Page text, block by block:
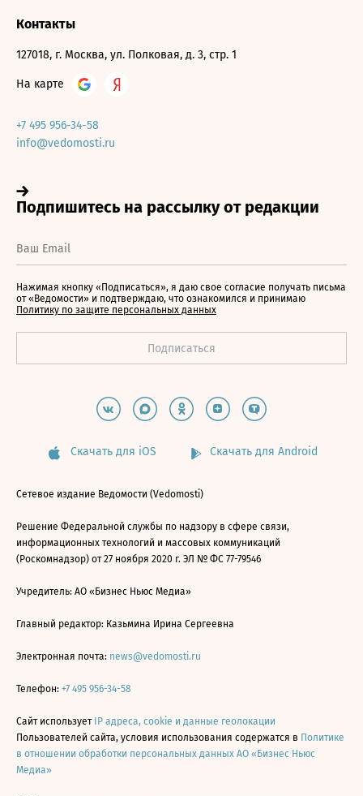
Контакты
127018, г. Москва, ул. Полковая, д. 3, стр. 1
На карте
+7 495 956-34-58
info@vedomosti.ru
Нажимая кнопку «Подписаться», я даю свое согласие получать письма
от «Ведомости» и подтверждаю, что ознакомился и принимаю
Политику по защите персональных данных
Скачать для iOS Скачать для Android
Сетевое издание Ведомости (Vedomosti)
Решение Федеральной службы по надзору в сфере связи,
информационных технологий и массовых коммуникаций
(Роскомнадзор) от 27 ноября 2020 г. ЭЛ № ФС 77-79546
Учредитель: АО «Бизнес Ньюс Медиа»
Главный редактор: Казьмина Ирина Сергеевна
Электронная почта: news@vedomosti.ru
Телефон: +7 495 956-34-58
Сайт использует IP адреса, cookie и данные геолокации
Пользователей сайта, условия использования содержатся в Политике
в отношении обработки персональных данных АО «Бизнес Ньюс
Медиа»